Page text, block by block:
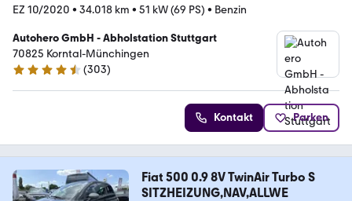
EZ 10/2020 • 34.018 km • 51 kW (69 PS) • Benzin
Autohero GmbH - Abholstation Stuttgart
70825 Korntal-Münchingen
4.4 Sterne
(303)
Kontakt Parken
Fiat 500 0.9 8V TwinAir Turbo S
SITZHEIZUNG,NAV,ALLWE